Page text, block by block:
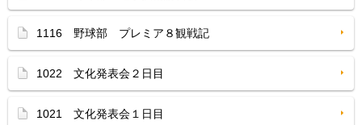
1116 野球部 プレミア８観戦記
1022 文化発表会２日目
1021 文化発表会１日目